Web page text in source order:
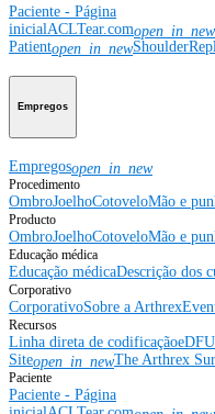
Paciente - Página
inicialACLTear.comopen_in_new
Patientopen_in_new
Empregos
Empregosopen_in_new
Procedimento
OmbroJoelhoCotoveloMão e
Producto
OmbroJoelhoCotoveloMão e
Educação médica
Educação médicaDescrição dos
Corporativo
CorporativoSobre a Arthrex
Recursos
Linha direta de codificação
Siteopen_in_newThe Arthrex
Paciente
Paciente - Página